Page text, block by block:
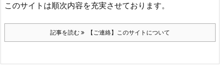
このサイトは順次内容を充実させております。
記事を読む 【ご連絡】このサイトについて